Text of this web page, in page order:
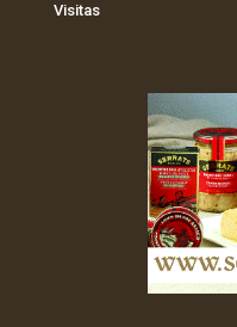
Visitas